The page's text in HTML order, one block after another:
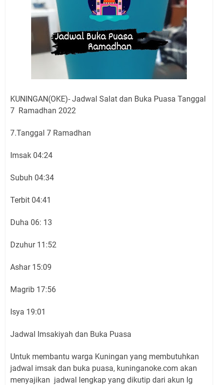
Polres Kuningan dan PAM Tirta Kamuning Salurakan
12 Ribu Liter
Uniku Jadi Tuan Rumah Pendampingan Penyusunan
Dokumen SPMI
Sudahkah Kita Merdeka Dari Hawa Nafsu?
Info Sembako di Pasar Kepuh Kuningan Kamis 6
Agustus 2026, Daging Naik, Telur Turun
2026 Ada Tiga, Tapi yang Bakal Dihadiri Hanya Satu
Agustus 2026
KUNINGAN(OKE)- Jadwal Salat dan Buka Puasa Tanggal
7 Ramadhan 2022
7.Tanggal 7 Ramadhan
Imsak 04:24
Subuh 04:34
Terbit 04:41
Duha 06: 13
Dzuhur 11:52
Ashar 15:09
Magrib 17:56
Isya 19:01
Jadwal Imsakiyah dan Buka Puasa
Untuk membantu warga Kuningan yang membutuhkan
jadwal imsak dan buka puasa, kuninganoke.com akan
menyajikan jadwal lengkap yang dikutip dari akun Ig